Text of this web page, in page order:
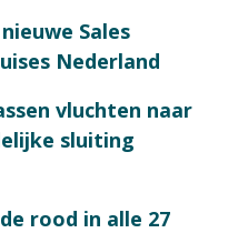
Sales
Nederland
vluchten naar
sluiting
rood in alle 27